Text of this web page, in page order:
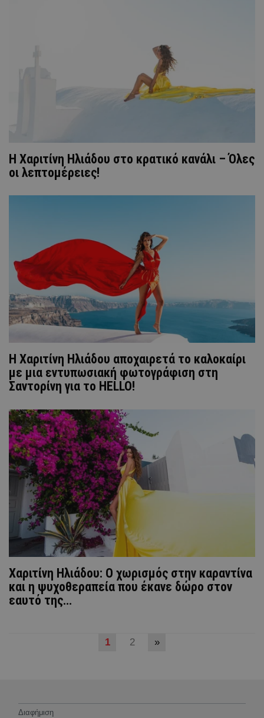
Η Χαριτίνη Ηλιάδου στο κρατικό κανάλι – Όλες
οι λεπτομέρειες!
Η Χαριτίνη Ηλιάδου αποχαιρετά το καλοκαίρι
με μια εντυπωσιακή φωτογράφιση στη
Σαντορίνη για το HELLO!
Xαριτίνη Ηλιάδου: Ο χωρισμός στην καραντίνα
και η ψυχοθεραπεία που έκανε δώρο στον
εαυτό της…
1 2 »
Διαφήμιση